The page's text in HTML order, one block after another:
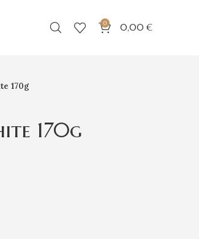
0 0,00 €
170g
170g